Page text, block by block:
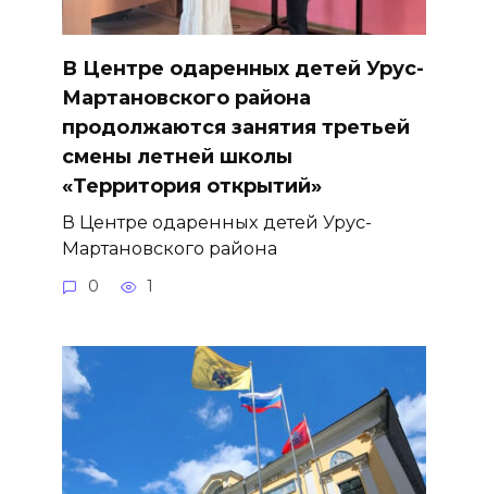
В Центре одаренных детей Урус-
Мартановского района
продолжаются занятия третьей
смены летней школы
«Территория открытий»
В Центре одаренных детей Урус-
Мартановского района
0 1